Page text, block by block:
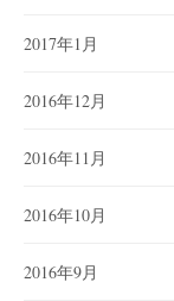
2017年1月
2016年12月
2016年11月
2016年10月
2016年9月